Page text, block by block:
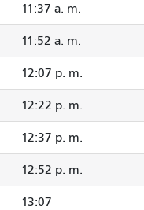
11:37 a. m.
11:52 a. m.
12:07 p. m.
12:22 p. m.
12:37 p. m.
12:52 p. m.
13:07